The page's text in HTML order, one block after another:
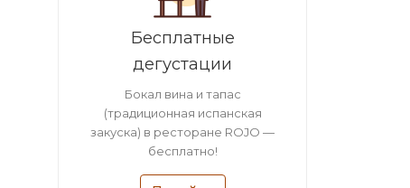
Бесплатные
дегустации
Бокал вина и тапас
(традиционная испанская
закуска) в ресторане ROJO —
бесплатно!